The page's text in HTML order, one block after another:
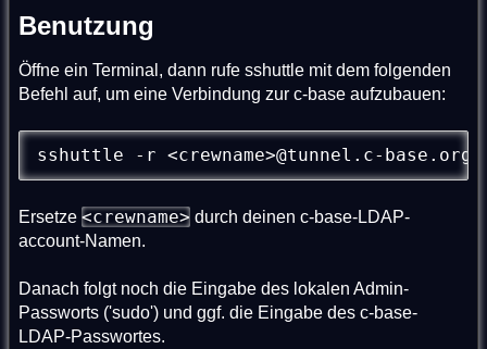
Benutzung
Öffne ein Terminal, dann rufe sshuttle mit dem folgenden
Befehl auf, um eine Verbindung zur c-base aufzubauen:
sshuttle -r <crewname>@tunnel.c-
Ersetze <crewname> durch deinen c-base-LDAP-
account-Namen.
Danach folgt noch die Eingabe des lokalen Admin-
Passworts ('sudo') und ggf. die Eingabe des c-base-
LDAP-Passwortes.